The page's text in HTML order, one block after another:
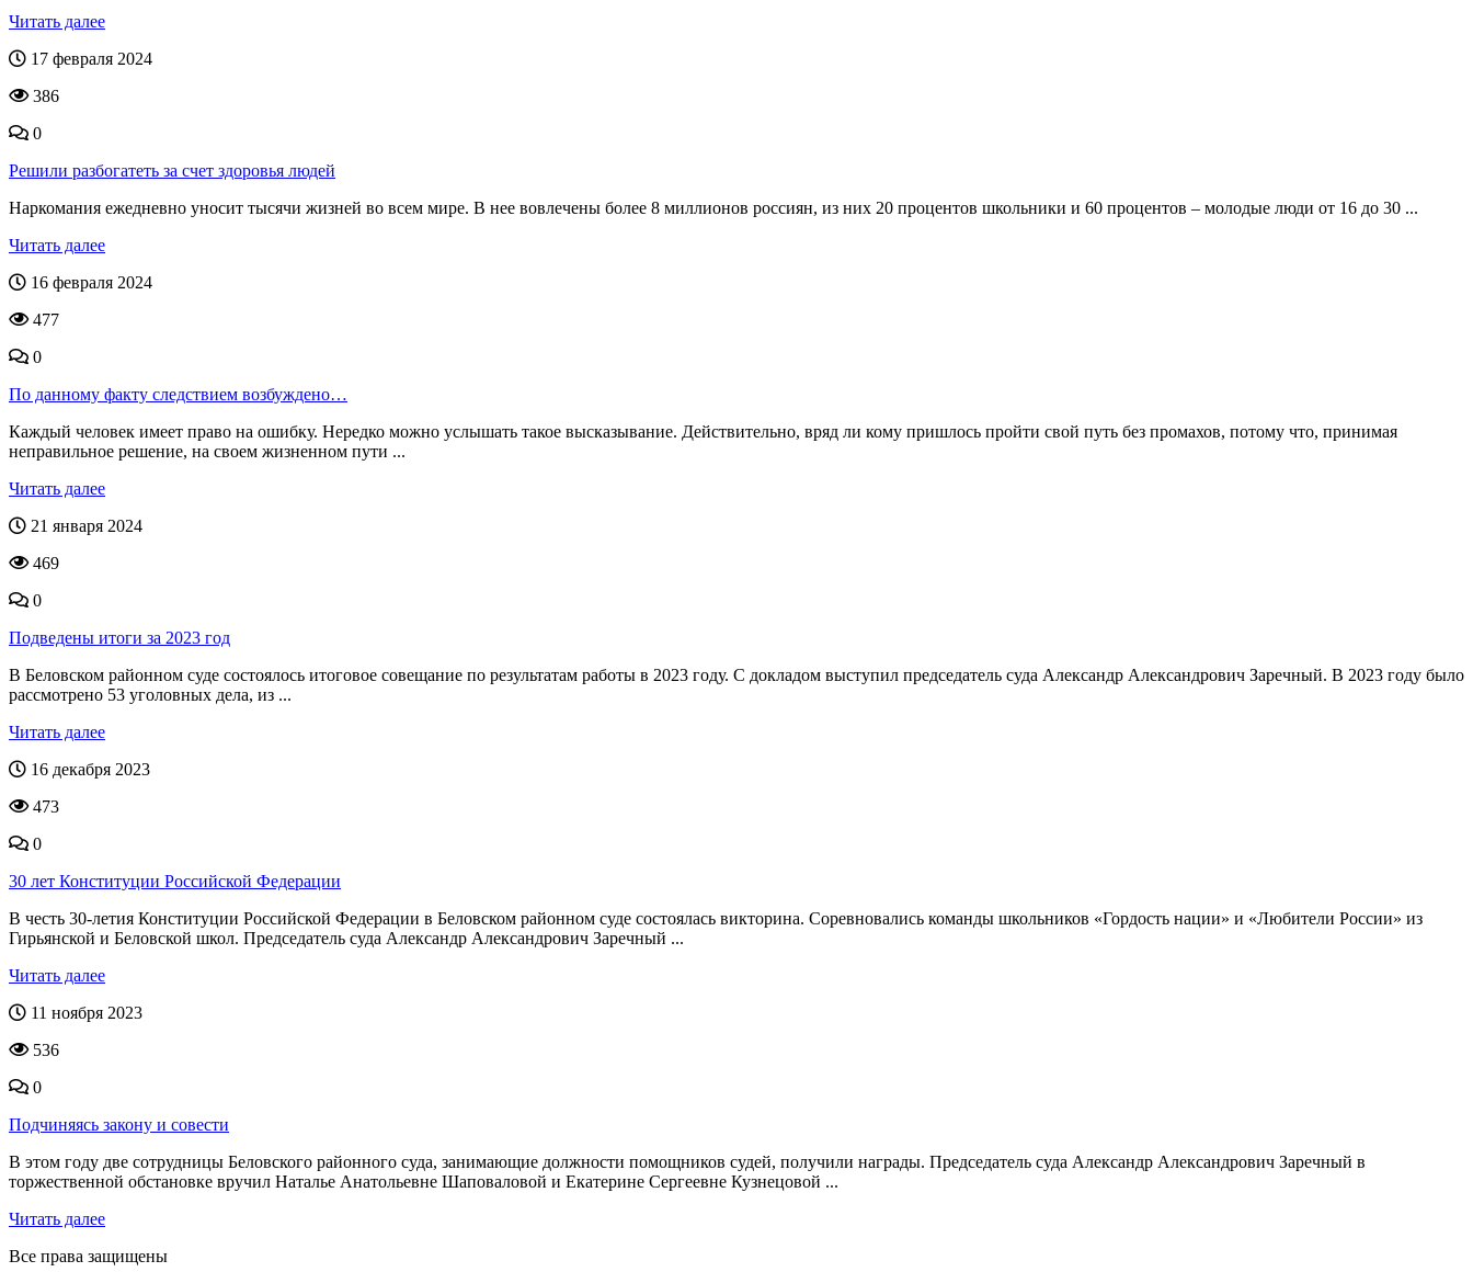
Читать далее
17 февраля 2024
386
0
Решили разбогатеть за счет здоровья людей
Наркомания ежедневно уносит тысячи жизней во всем мире. В нее вовлечены более 8 миллионов россиян, из них 20 процентов школьники и 60 процентов – молодые люди от 16 до 30 ...
Читать далее
16 февраля 2024
477
0
По данному факту следствием возбуждено…
Каждый человек имеет право на ошибку. Нередко можно услышать такое высказывание. Действительно, вряд ли кому пришлось пройти свой путь без промахов, потому что, принимая
неправильное решение, на своем жизненном пути ...
Читать далее
21 января 2024
469
0
Подведены итоги за 2023 год
В Беловском районном суде состоялось итоговое совещание по результатам работы в 2023 году. С докладом выступил председатель суда Александр Александрович Заречный. В 2023 году было
рассмотрено 53 уголовных дела, из ...
Читать далее
16 декабря 2023
473
0
30 лет Конституции Российской Федерации
В честь 30-летия Конституции Российской Федерации в Беловском районном суде состоялась викторина. Соревновались команды школьников «Гордость нации» и «Любители России» из
Гирьянской и Беловской школ. Председатель суда Александр Александрович Заречный ...
Читать далее
11 ноября 2023
536
0
Подчиняясь закону и совести
В этом году две сотрудницы Беловского районного суда, занимающие должности помощников судей, получили награды. Председатель суда Александр Александрович Заречный в
торжественной обстановке вручил Наталье Анатольевне Шаповаловой и Екатерине Сергеевне Кузнецовой ...
Читать далее
Все права защищены